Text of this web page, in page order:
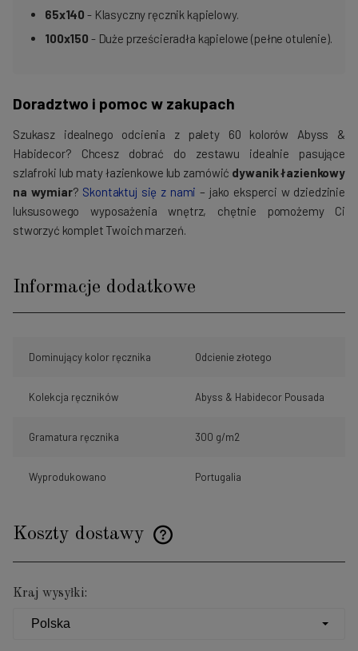
65x140 - Klasyczny ręcznik kąpielowy.
100x150 - Duże prześcieradła kąpielowe (pełne otulenie).
Doradztwo i pomoc w zakupach
Szukasz idealnego odcienia z palety 60 kolorów Abyss &
Habidecor? Chcesz dobrać do zestawu idealnie pasujące
szlafroki lub maty łazienkowe lub zamówić dywanik łazienkowy
na wymiar? Skontaktuj się z nami – jako eksperci w dziedzinie
luksusowego wyposażenia wnętrz, chętnie pomożemy Ci
stworzyć komplet Twoich marzeń.
Informacje dodatkowe
Dominujący kolor ręcznika Odcienie złotego
Kolekcja ręczników Abyss & Habidecor Pousada
Gramatura ręcznika 300 g/m2
Wyprodukowano Portugalia
Koszty dostawy
Cena nie zawiera ewentualnych kosztów płatności
Kraj wysyłki: